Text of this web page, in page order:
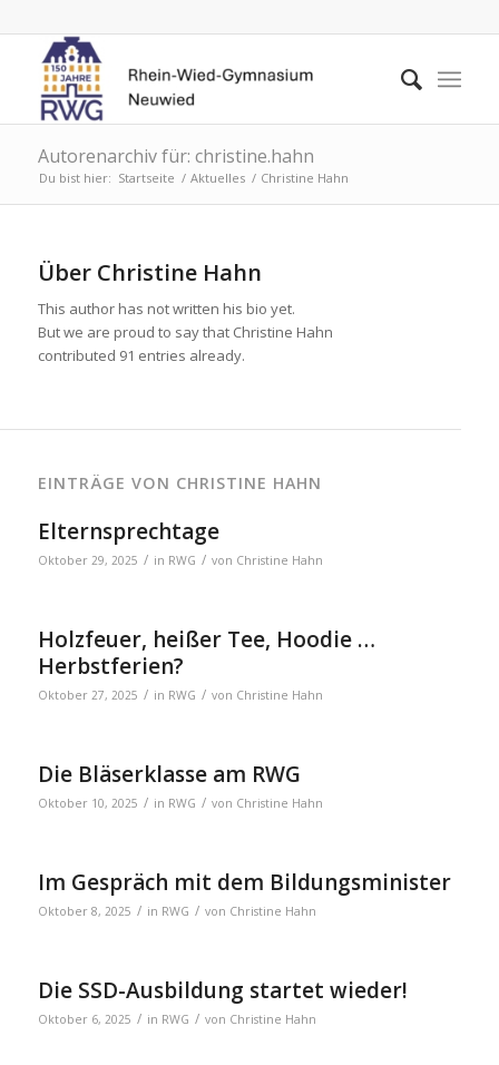
Autorenarchiv für: christine.hahn
Du bist hier: Startseite / Aktuelles / Christine Hahn
Über Christine Hahn
This author has not written his bio yet.
But we are proud to say that Christine Hahn
contributed 91 entries already.
EINTRÄGE VON CHRISTINE HAHN
Elternsprechtage
Oktober 29, 2025 / in RWG / von Christine Hahn
Holzfeuer, heißer Tee, Hoodie …
Herbstferien?
Oktober 27, 2025 / in RWG / von Christine Hahn
Die Bläserklasse am RWG
Oktober 10, 2025 / in RWG / von Christine Hahn
Im Gespräch mit dem Bildungsminister
Oktober 8, 2025 / in RWG / von Christine Hahn
Die SSD-Ausbildung startet wieder!
Oktober 6, 2025 / in RWG / von Christine Hahn